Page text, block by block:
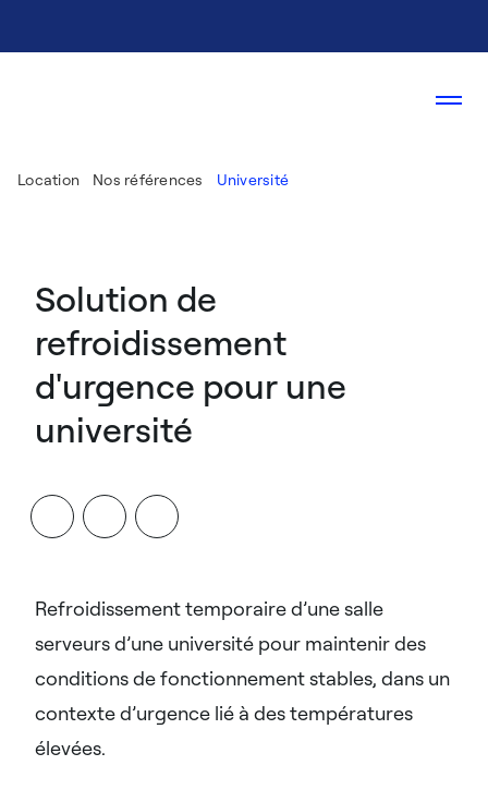
Location Nos références Université
Solution de
refroidissement
d'urgence pour une
université​
Refroidissement temporaire d’une salle
serveurs d’une université pour maintenir des
conditions de fonctionnement stables, dans un
contexte d’urgence lié à des températures
élevées.